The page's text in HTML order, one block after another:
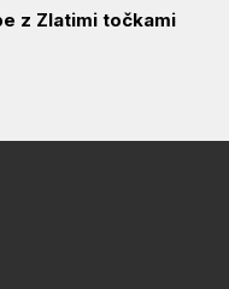
z Zlatimi točkami